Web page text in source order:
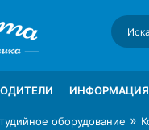
Foto-
foto-gamma.ru
ИНФОРМАЦИЯ
оборудование »